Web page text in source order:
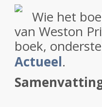
Wie het
van Weston
boek,
Actueel.